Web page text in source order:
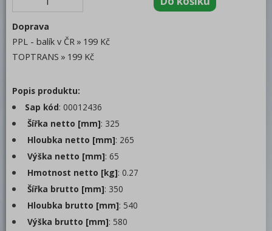
Změkčovače
Distribuce jídel, gastronádoby
Vodní lázně
Zmrzlinové
Plné
Smaltované
Děrované
Víka
Dělicí lišty a falešná dna
Polypropylenové
Doprava
PPL - balík v ČR
199 Kč
TOPTRANS
199 Kč
Popis produktu:
Sap kód: 00012436
Šířka netto [mm]: 325
Hloubka netto [mm]: 265
Výška netto [mm]: 65
Hmotnost netto [kg]: 0.27
Šířka brutto [mm]: 350
Hloubka brutto [mm]: 540
Výška brutto [mm]: 580